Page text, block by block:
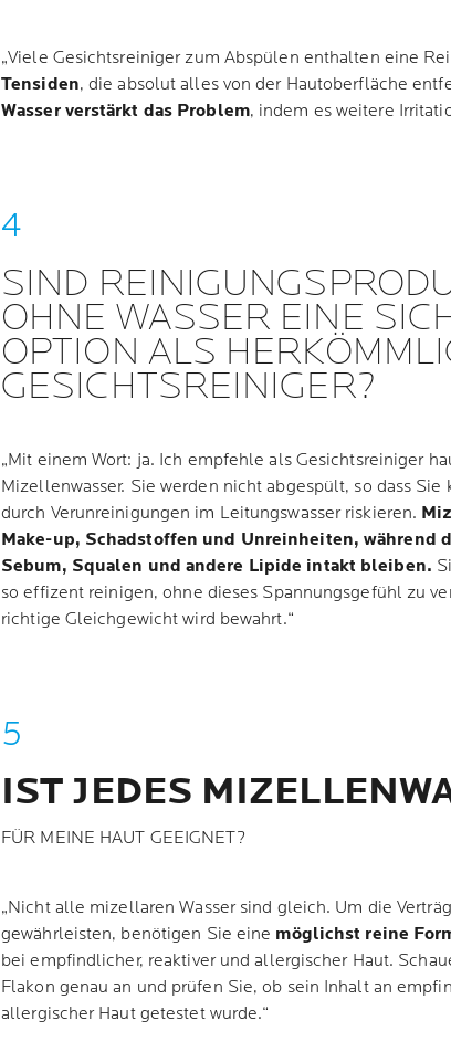
„Viele Gesichtsreiniger zum Abspülen enthalten eine
Tensiden, die absolut alles von der Hautoberfläche
Wasser verstärkt das Problem, indem es weitere
SIND
OHNE WASSER EINE
OPTION ALS
GESICHTSREINIGER?
„Mit einem Wort: ja. Ich empfehle als Gesichtsreiniger
Mizellenwasser. Sie werden nicht abgespült, so dass Sie
durch Verunreinigungen im Leitungswasser riskieren.
Make-up, Schadstoffen und Unreinheiten, während
Sebum, Squalen und andere Lipide intakt bleiben.
so effizent reinigen, ohne dieses Spannungsgefühl zu
richtige Gleichgewicht wird bewahrt.“
IST JEDES
FÜR MEINE HAUT GEEIGNET?
„Nicht alle mizellaren Wasser sind gleich. Um die
gewährleisten, benötigen Sie eine möglichst reine
bei empfindlicher, reaktiver und allergischer Haut.
Flakon genau an und prüfen Sie, ob sein Inhalt an
allergischer Haut getestet wurde.“